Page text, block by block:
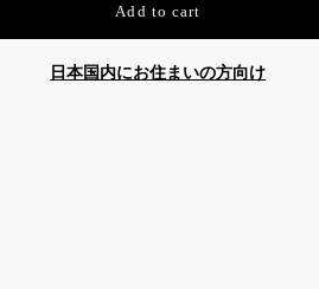
Add to cart
日本国内にお住まいの方向け